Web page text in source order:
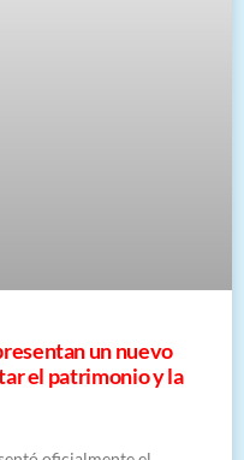
un nuevo
el patrimonio y la